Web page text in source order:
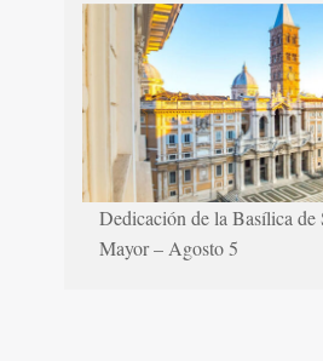
Dedicación de la Basílica de
Mayor – Agosto 5